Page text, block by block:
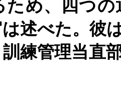
ため、四つ
述べた。彼
練管理当直